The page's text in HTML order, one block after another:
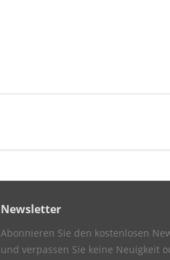
Newsletter
Abonnieren Sie den kostenlosen
und verpassen Sie keine Neuigkeit